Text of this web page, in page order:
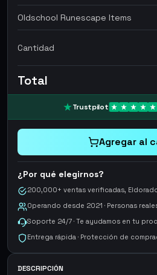
Oldschool Runescape Items
Cantidad
Total
Trustpilot
Agregar al
¿Por qué elegirnos?
200,000+ ventas verificadas,
Operando desde 2021 · Personas
Soporte 24/7 · Te ayudamos en tu
Entrega rápida · Protección de
DESCRIPCIÓN